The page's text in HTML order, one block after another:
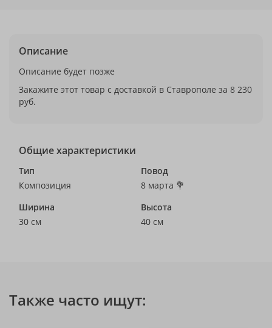
Описание
Описание будет позже
Закажите этот товар с доставкой в Ставрополе за 8 230
руб.
Общие характеристики
Тип
Композиция
Повод
8 марта 💐
Ширина
30 см
Высота
40 см
Также часто ищут: